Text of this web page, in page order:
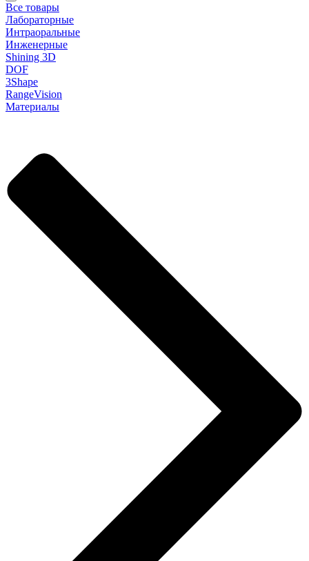
Все товары
Лабораторные
Интраоральные
Инженерные
Shining 3D
DOF
3Shape
RangeVision
Материалы